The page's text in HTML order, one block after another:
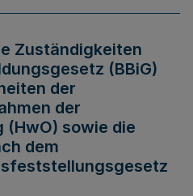
Zuständigkeiten
(BBiG)
der
der
(HwO) sowie die
dem